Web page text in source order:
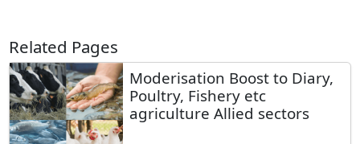
Related Pages
Moderisation Boost to Diary,
Poultry, Fishery etc
agriculture Allied sectors